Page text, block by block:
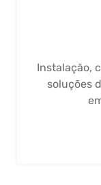
Instalação,
soluções